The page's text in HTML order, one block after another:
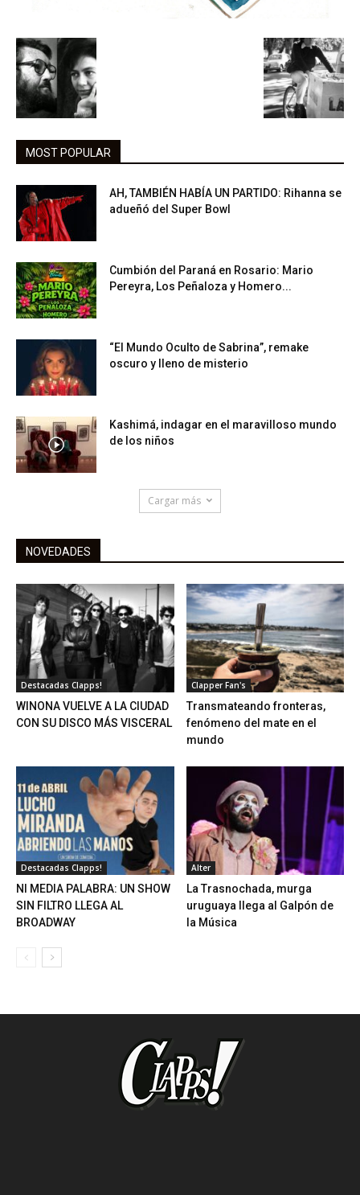
MOST POPULAR
AH, TAMBIÉN HABÍA UN PARTIDO: Rihanna se
adueñó del Super Bowl
Cumbión del Paraná en Rosario: Mario
Pereyra, Los Peñaloza y Homero...
“El Mundo Oculto de Sabrina”, remake
oscuro y lleno de misterio
Kashimá, indagar en el maravilloso mundo
de los niños
Cargar más
NOVEDADES
Destacadas Clapps!
WINONA VUELVE A LA CIUDAD
CON SU DISCO MÁS VISCERAL
Clapper Fan's
Transmateando fronteras,
fenómeno del mate en el
mundo
Destacadas Clapps!
NI MEDIA PALABRA: UN SHOW
SIN FILTRO LLEGA AL
BROADWAY
Alter
La Trasnochada, murga
uruguaya llega al Galpón de
la Música